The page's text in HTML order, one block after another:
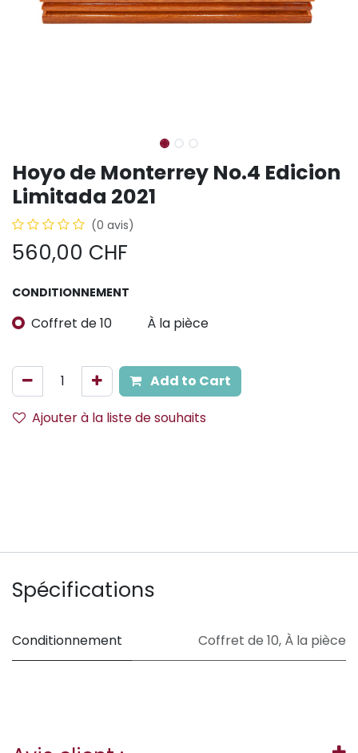
Hoyo de Monterrey No.4 Edicion
Limitada 2021
(0 avis)
560,00 CHF
CONDITIONNEMENT
Coffret de 10 À la pièce
Add to Cart
Ajouter à la liste de souhaits
Spécifications
Conditionnement Coffret de 10, À la pièce